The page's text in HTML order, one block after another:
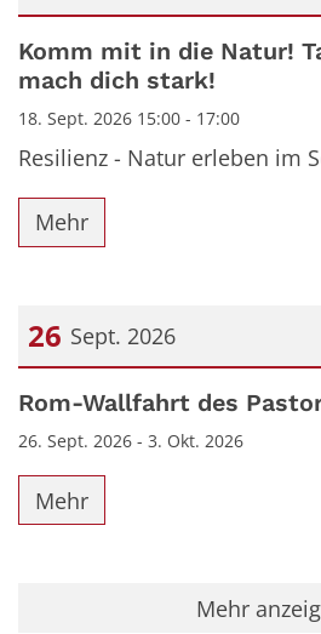
Datum: 18. September 2026
Komm mit in die Natur!
mach dich stark!
18. Sept. 2026 15:00 - 17:00
Resilienz - Natur erleben im
Mehr
26 Sept. 2026
Datum: 26. September 2026
Rom-Wallfahrt des
26. Sept. 2026 - 3. Okt. 2026
Mehr
Mehr